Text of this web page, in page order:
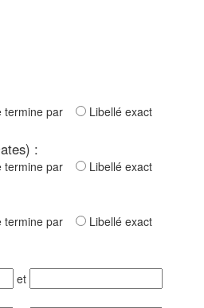
termine par Libellé exact
:
termine par Libellé exact
termine par Libellé exact
et